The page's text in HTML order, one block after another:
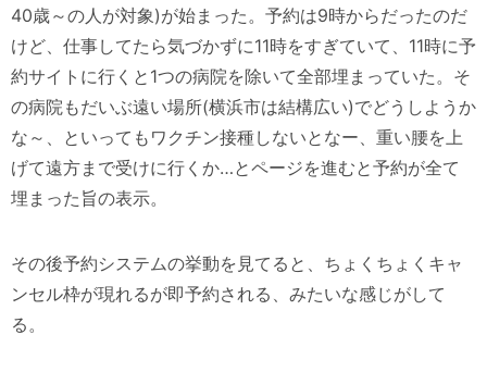
40歳～の人が対象)が始まった。予約は9時からだったのだ
けど、仕事してたら気づかずに11時をすぎていて、11時に予
約サイトに行くと1つの病院を除いて全部埋まっていた。そ
の病院もだいぶ遠い場所(横浜市は結構広い)でどうしようか
な～、といってもワクチン接種しないとなー、重い腰を上
げて遠方まで受けに行くか…とページを進むと予約が全て
埋まった旨の表示。
その後予約システムの挙動を見てると、ちょくちょくキャ
ンセル枠が現れるが即予約される、みたいな感じがして
る。